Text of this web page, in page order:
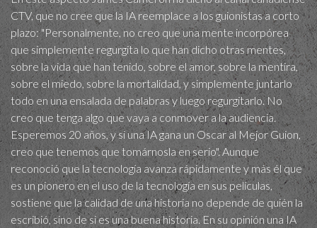
CTV, que no cree que la IA reemplace a los guionistas a corto
plazo: "Personalmente, no creo que una mente incorpórea
que simplemente regurgita lo que han dicho otras mentes,
sobre la vida que han tenido, sobre el amor, sobre la mentira,
sobre el miedo, sobre la mortalidad, y simplemente juntarlo
todo en una ensalada de palabras y luego regurgitarlo. No
creo que tenga algo que vaya a conmover a la audiencia.
Esperemos 20 años, y si una IA gana un Oscar al Mejor Guion,
creo que tenemos que tomárnosla en serio". Aunque
reconoció que la tecnología avanza rápidamente y más él que
es un pionero en el uso de la tecnología en sus películas,
sostiene que la calidad de una historia no depende de quién la
escribió, sino de si es una buena historia. En su opinión una IA